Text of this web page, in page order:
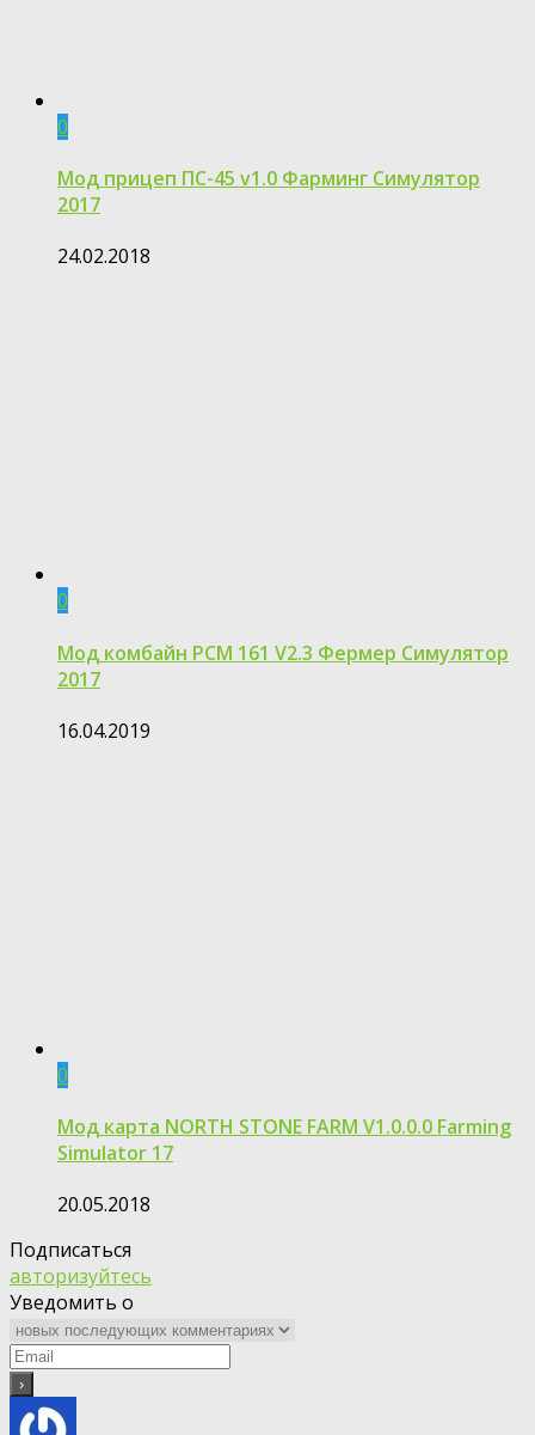
0
Мод прицеп ПС-45 v1.0 Фарминг Симулятор
2017
24.02.2018
0
Мод комбайн РСМ 161 V2.3 Фермер Симулятор
2017
16.04.2019
0
Мод карта NORTH STONE FARM V1.0.0.0 Farming
Simulator 17
20.05.2018
Подписаться
авторизуйтесь
Уведомить о